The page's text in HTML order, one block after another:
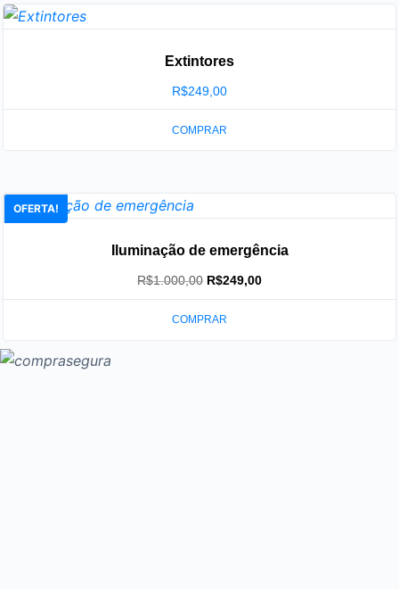
Extintores
R$249,00
COMPRAR
OFERTA!
Iluminação de emergência
R$1.000,00 O
preço
R$249,00O
preço
COMPRAR